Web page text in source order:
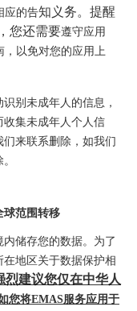
应的告知义务。提醒
您还需要遵守应用
，以免对您的应用上
别未成年人的信息，
集未成年人个人信
们来联系删除，如我们
球范围转移
储存您的数据。为了
地区关于数据保护相
烈建议您仅在中华人
您将EMAS服务应用于